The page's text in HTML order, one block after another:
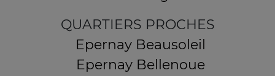
QUARTIERS PROCHES
Epernay Beausoleil
Epernay Bellenoue